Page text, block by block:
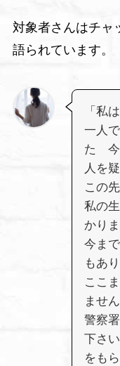
対象者さんはチャ
語られています。
「私
一人
た 今
人を
この
私の
かり
今ま
もあ
ここ
ません
警察
下さ
をも